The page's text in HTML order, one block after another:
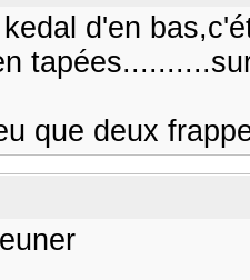
d'en
que deux